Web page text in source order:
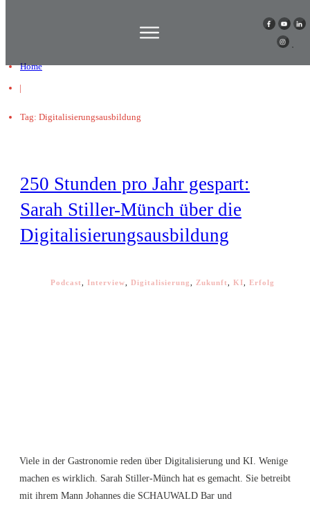
Home
|
Tag: Digitalisierungsausbildung
250 Stunden pro Jahr gespart:
Sarah Stiller-Münch über die
Digitalisierungsausbildung
Podcast Interview Digitalisierung Zukunft KI Erfolg
Viele in der Gastronomie reden über Digitalisierung und KI. Wenige
machen es wirklich. Sarah Stiller-Münch hat es gemacht. Sie betreibt
mit ihrem Mann Johannes die SCHAUWALD Bar und